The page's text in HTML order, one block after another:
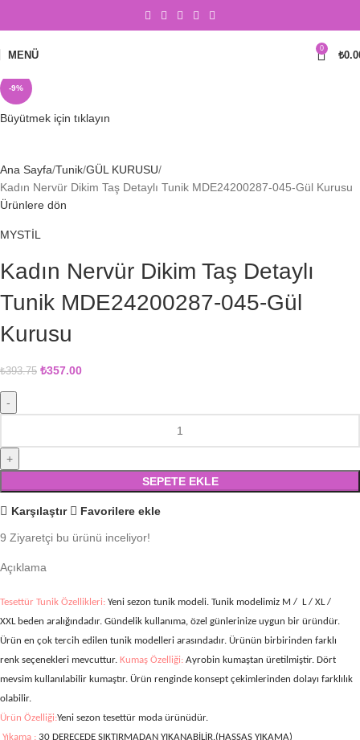
MENÜ
0
₺
-9%
Büyütmek için tıklayın
Ana Sayfa Tunik GÜL KURUSU
Kadın Nervür Dikim Taş Detaylı Tunik MDE24200287-045-Gül Kurusu
Ürünlere dön
MYSTİL
Kadın Nervür Dikim Taş Detaylı
Tunik MDE24200287-045-Gül
Kurusu
₺393.75 ₺357.00
SEPETE EKLE
Karşılaştır Favorilere ekle
9 Ziyaretçi bu ürünü inceliyor!
Açıklama
Tesettür Tunik Özellikleri: Yeni sezon tunik modeli. Tunik modelimiz M / L / XL /
XXL beden aralığındadır. Gündelik kullanıma, özel günlerinize uygun bir üründür.
Ürün en çok tercih edilen tunik modelleri arasındadır. Ürünün birbirinden farklı
renk seçenekleri mevcuttur. Kumaş Özelliği: Ayrobin kumaştan üretilmiştir. Dört
mevsim kullanılabilir kumaştır. Ürün renginde konsept çekimlerinden dolayı farklılık
olabilir.
Ürün Özelliği:Yeni sezon tesettür moda ürünüdür.
Yıkama : 30 DERECEDE SIKTIRMADAN YIKANABİLİR.(HASSAS YIKAMA)